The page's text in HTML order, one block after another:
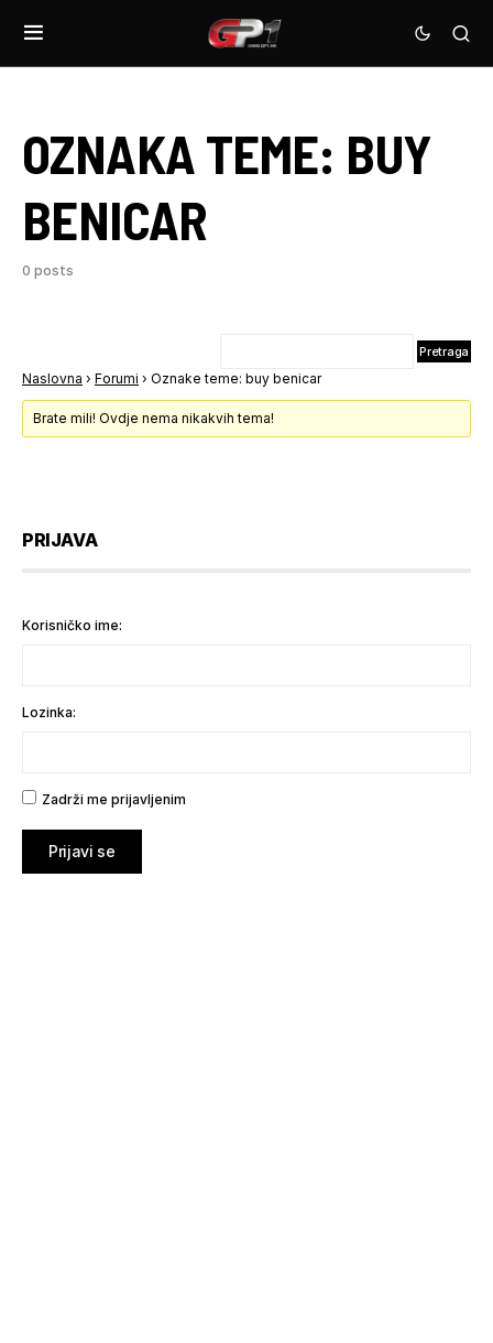
OZNAKA TEME: BUY
BENICAR
0 posts
Naslovna › Forumi › Oznake teme: buy benicar
Brate mili! Ovdje nema nikakvih tema!
PRIJAVA
Korisničko ime:
Lozinka:
Zadrži me prijavljenim
Prijavi se